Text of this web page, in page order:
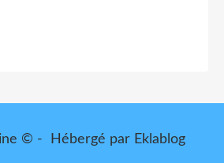
© - Hébergé par Eklablog